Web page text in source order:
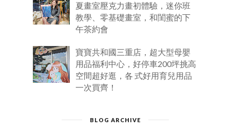
夏畫室壓克力畫初體驗，迷你班
教學、零基礎畫室，和閨蜜的下
午茶約會
寶寶共和國三重店，超大型母嬰
用品福利中心，好停車200坪挑高
空間超好逛，各 式好用育兒用品
一次買齊！
BLOG ARCHIVE